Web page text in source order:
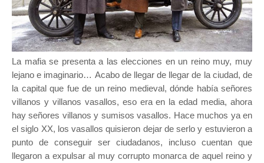
La mafia se presenta a las elecciones en un reino muy, muy
lejano e imaginario… Acabo de llegar de llegar de la ciudad, de
la capital que fue de un reino medieval, dónde había señores
villanos y villanos vasallos, eso era en la edad media, ahora
hay señores villanos y sumisos vasallos. Hace muchos ya en
el siglo XX, los vasallos quisieron dejar de serlo y estuvieron a
punto de conseguir ser ciudadanos, incluso cuentan que
llegaron a expulsar al muy corrupto monarca de aquel reino y